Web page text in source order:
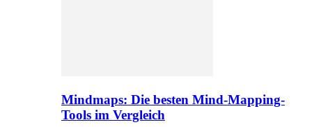
Mindmaps: Die besten Mind-Mapping-
Tools im Vergleich